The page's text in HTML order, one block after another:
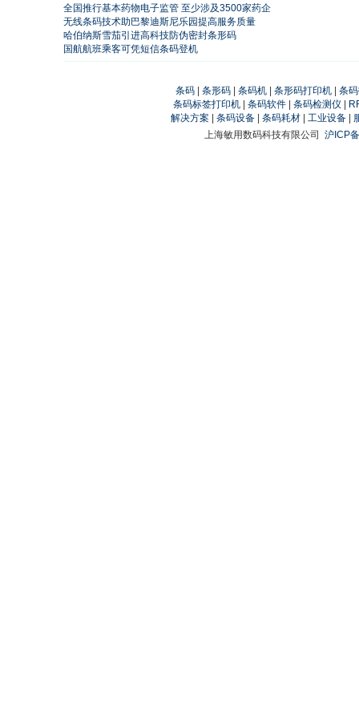
全国推行基本药物电子监管 至少涉及3500家药企
无线条码技术助巴黎迪斯尼乐园提高服务质量
哈伯纳斯雪茄引进高科技防伪密封条形码
国航航班乘客可凭短信条码登机
条码 条形码 条码机 条形码打印机
条
条码标签打印机| 条码软件| 条码检测仪
解决方案
条码设备 条码耗材 工业设备
上海敏用数码科技有限公司 沪ICP